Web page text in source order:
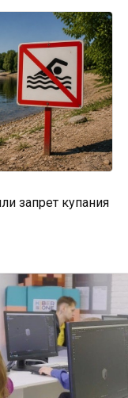
зарплат
округе
попали под
улетели в
провалило
сюжетом
начала
ТГК-14
ждать денег?
запрет купания